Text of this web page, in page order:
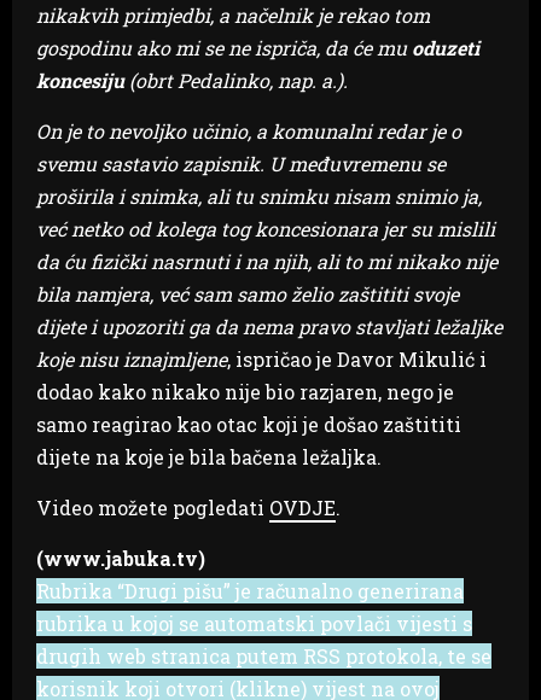
nikakvih primjedbi, a načelnik je rekao tom
gospodinu ako mi se ne ispriča, da će muoduzeti
koncesiju(obrt Pedalinko, nap. a.).
On je to nevoljko učinio, a komunalni redar je o
svemu sastavio zapisnik. U međuvremenu se
proširila i snimka, ali tu snimku nisam snimio ja,
već netko od kolega tog koncesionara jer su mislili
da ću fizički nasrnuti i na njih, ali to mi nikako nije
bila namjera, već sam samo želio zaštititi svoje
dijete i upozoriti ga da nema pravo stavljati ležaljke
koje nisu iznajmljene, ispričao je Davor Mikulić i
dodao kako nikako nije bio razjaren, nego je
samo reagirao kao otac koji je došao zaštititi
dijete na koje je bila bačena ležaljka.
Video možete pogledati OVDJE.
(www.jabuka.tv)
Rubrika “Drugi pišu” je računalno generirana
rubrika u kojoj se automatski povlači vijesti s
drugih web stranica putem RSS protokola, te se
korisnik koji otvori (klikne) vijest na ovoj